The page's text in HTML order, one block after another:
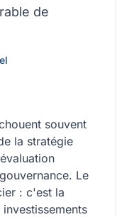
de
souvent
la stratégie
Le
: c'est la